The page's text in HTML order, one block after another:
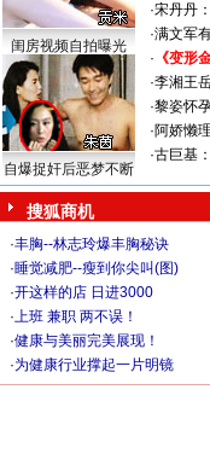
闺房视频自拍曝光
自爆捉奸后恶梦不断
·宋丹丹
·满文军
· 《变形
·李湘王
·黎姿怀
·阿娇懒
·古巨基
搜狐商机
·丰胸--林志玲爆丰胸秘诀
·睡觉减肥--瘦到你尖叫(图)
·开这样的店 日进3000
·上班 兼职 两不误！
·健康与美丽完美展现！
·为健康行业撑起一片明镜